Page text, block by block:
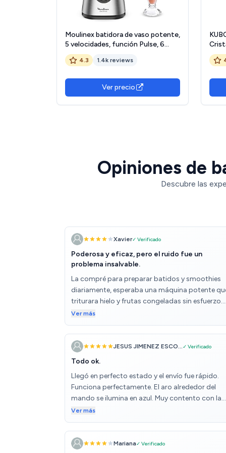
Moulinex batidora de vaso potente,
5 velocidades, función Pulse, 6
cuchillas Powelix, cuerpo de acero
inoxidable, jarra de cristal
hielo, 800 W, LM439D
4.3 1.4k reviews
Ver precio
Opiniones de
Descubre las
Xavier✓ Verificado
Poderosa y eficaz, pero el ruido fue un
problema insalvable.
La compré para preparar batidos y smoothies
diariamente, esperaba una máquina potente
triturara hielo y frutas congeladas sin esfuerzo.
Tenía en mente mejorar la textura y reducir el
tiempo de preparación en las mañanas. PUNTOS
POSITIVOS: - Potencia máxima de 1800W que
permite triturar hielo y ingredientes duros sin
esfuerzo. - Sistemas de cuchillas de acero
resultados homogéneos. - Función Turbo y
AutoClean para facilitar la limpieza y mayor
control en la preparación. - Variedad de 5
velocidades para distintas texturas y recetas. -
Funciona con Smoothie, ideal para bebidas
es muy alto, comparable al de una obra en
Ver más
JESUS JIMENEZ ESCO...✓ Verificado
Todo ok.
Llegó en perfecto estado y el envío fue rápido.
Funciona perfectamente. El aro alrededor del
mando se ilumina en azul. Muy contento con la
compra.
Ver más
Mariana✓ Verificado